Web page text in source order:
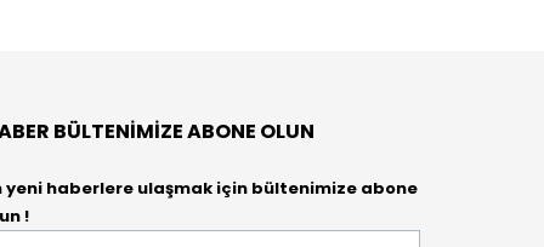
BÜLTENIMIZE ABONE OLUN
yeni haberlere ulaşmak için bültenimize abone
!